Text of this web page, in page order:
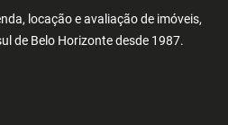
locação e avaliação de imóveis,
de Belo Horizonte desde 1987.